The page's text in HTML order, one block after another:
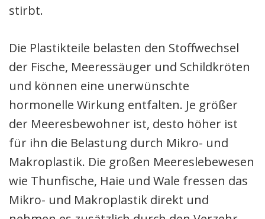
stirbt.
Die Plastikteile belasten den Stoffwechsel
der Fische, Meeressäuger und Schildkröten
und können eine unerwünschte
hormonelle Wirkung entfalten. Je größer
der Meeresbewohner ist, desto höher ist
für ihn die Belastung durch Mikro- und
Makroplastik. Die großen Meereslebewesen
wie Thunfische, Haie und Wale fressen das
Mikro- und Makroplastik direkt und